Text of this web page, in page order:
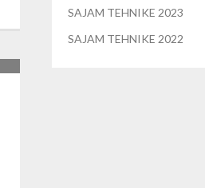
SAJAM TEHNIKE 2023
SAJAM TEHNIKE 2022